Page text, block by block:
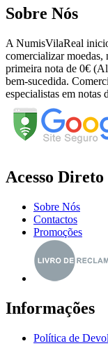
Sobre Nós
A NumisVilaReal
comercializar moedas,
primeira nota de 0€
bem-sucedida.
especialistas em notas
Acesso Direto
Sobre Nós
Contactos
Promoções
Informações
Política de